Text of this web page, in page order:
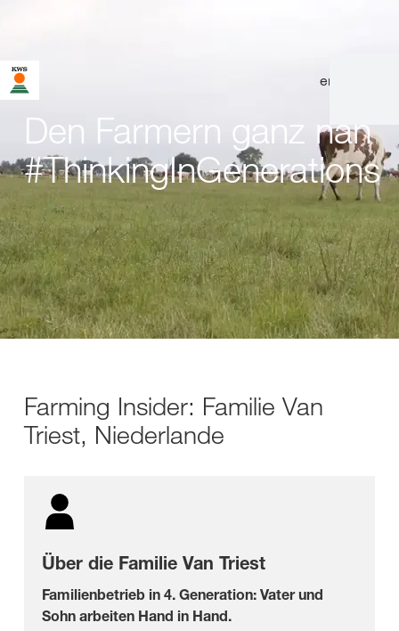
en
Den Farmern ganz nah
#ThinkingInGenerations
Farming Insider: Familie Van
Triest, Niederlande
Über die Familie Van Triest
Familienbetrieb in 4. Generation: Vater und
Sohn arbeiten Hand in Hand.